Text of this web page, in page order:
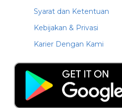
Syarat dan Ketentuan
Kebijakan & Privasi
Karier Dengan Kami